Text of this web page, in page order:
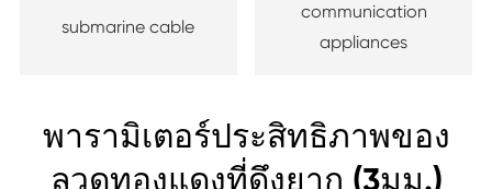
submarine cable
communication
appliances
พารามิเตอร์ประสิทธิภาพของ
ลวดทองแดงที่ดึงยาก (3มม.)